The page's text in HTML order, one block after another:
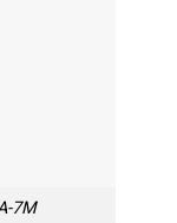
7M